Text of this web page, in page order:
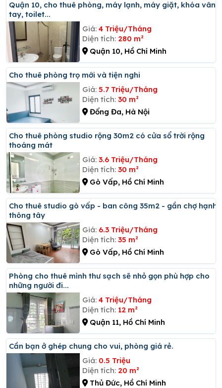
Quận 10, cho thuê phòng, máy lạnh, máy giặt, khóa vân
tay, toilet...
Giá: 4 Triệu/Tháng
Diện tích: 280 m²
Quận 10, Hồ Chí Minh
Cho thuê phòng trọ mới và tiện nghi
Giá: 5.7 Triệu/Tháng
Diện tích: 30 m²
Đống Đa, Hà Nội
Cho thuê phòng studio rộng 30m2 có cửa sổ trời rộng
thoáng mát
Giá: 3.6 Triệu/Tháng
Diện tích: 30 m²
Gò Vấp, Hồ Chí Minh
Cho thuê studio gò vấp - ban công 35m2 - gần chợ hạnh
thông tây
Giá: 6.3 Triệu/Tháng
Diện tích: 35 m²
Gò Vấp, Hồ Chí Minh
Phòng cho thuê mình thư sạch sẽ nhỏ gọn phù hợp cho
những người đi...
Giá: 4 Triệu/Tháng
Diện tích: 12 m²
Quận 11, Hồ Chí Minh
Cần bạn ở ghép chung cho vui, phòng giá rẻ.
Giá: 0.5 Triệu
Diện tích: 20 m²
Thủ Đức, Hồ Chí Minh